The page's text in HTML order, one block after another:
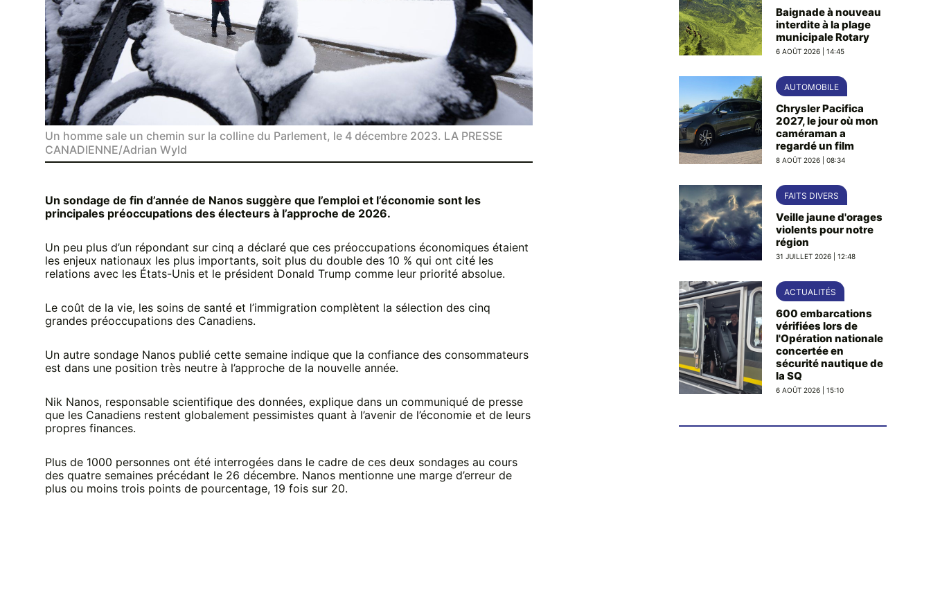
Un homme sale un chemin sur la colline du Parlement, le 4 décembre 2023. LA PRESSE
CANADIENNE/Adrian Wyld
Un sondage de fin d’année de Nanos suggère que l’emploi et l’économie sont les
principales préoccupations des électeurs à l’approche de 2026.
Un peu plus d’un répondant sur cinq a déclaré que ces préoccupations économiques étaient
les enjeux nationaux les plus importants, soit plus du double des 10 % qui ont cité les
relations avec les États-Unis et le président Donald Trump comme leur priorité absolue.
Le coût de la vie, les soins de santé et l’immigration complètent la sélection des cinq
grandes préoccupations des Canadiens.
Un autre sondage Nanos publié cette semaine indique que la confiance des consommateurs
est dans une position très neutre à l’approche de la nouvelle année.
Nik Nanos, responsable scientifique des données, explique dans un communiqué de presse
que les Canadiens restent globalement pessimistes quant à l’avenir de l’économie et de leurs
propres finances.
Plus de 1000 personnes ont été interrogées dans le cadre de ces deux sondages au cours
des quatre semaines précédant le 26 décembre. Nanos mentionne une marge d’erreur de
plus ou moins trois points de pourcentage, 19 fois sur 20.
Baignade à nouveau
interdite à la plage
municipale Rotary
6 AOÛT 2026 | 14:45
AUTOMOBILE
Chrysler Pacifica
2027, le jour où mon
caméraman a
regardé un film
8 AOÛT 2026 | 08:34
FAITS DIVERS
Veille jaune d'orages
violents pour notre
région
31 JUILLET 2026 | 12:48
ACTUALITÉS
600 embarcations
vérifiées lors de
l'Opération nationale
concertée en
sécurité nautique de
la SQ
6 AOÛT 2026 | 15:10